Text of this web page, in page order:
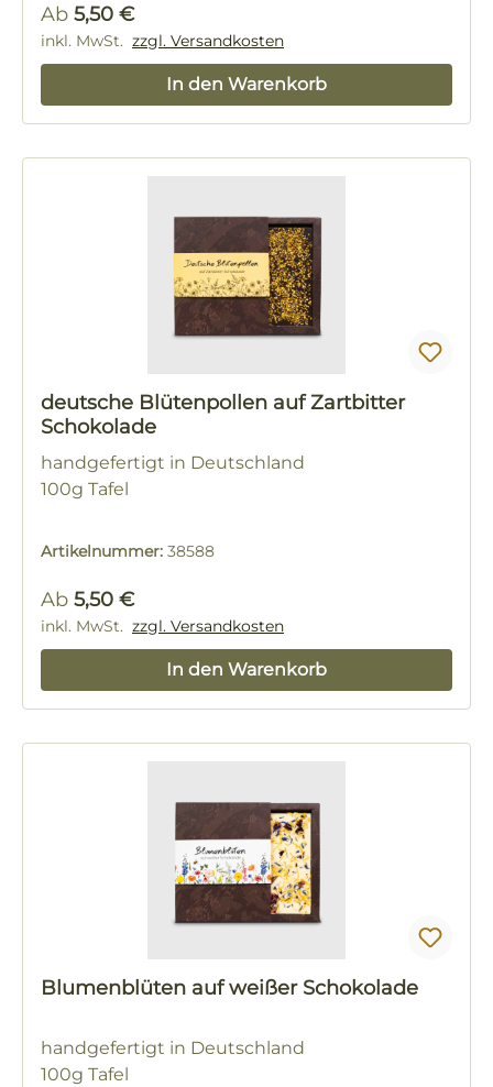
Regulärer Preis:
Ab 5,50 €
inkl. MwSt. zzgl. Versandkosten
In den Warenkorb
deutsche Blütenpollen auf Zartbitter
Schokolade
handgefertigt in Deutschland
100g Tafel
Artikelnummer: 38588
Regulärer Preis:
Ab 5,50 €
inkl. MwSt. zzgl. Versandkosten
In den Warenkorb
Blumenblüten auf weißer Schokolade
handgefertigt in Deutschland
100g Tafel